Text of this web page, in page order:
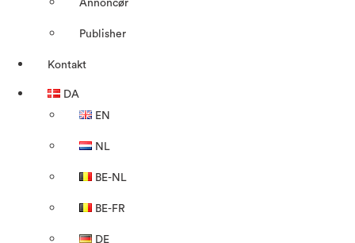
Annoncør
Publisher
Kontakt
DA
EN
NL
BE-NL
BE-FR
DE